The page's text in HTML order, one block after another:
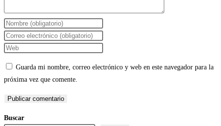
Introduce
tu
nombre
de
usuario
comentar
Introduce
tu
correo
electrónico
comentar
Introduce
de
tu
(opcional)
Guarda mi nombre, correo electrónico y web en este navegador para la
próxima vez que comente.
Buscar